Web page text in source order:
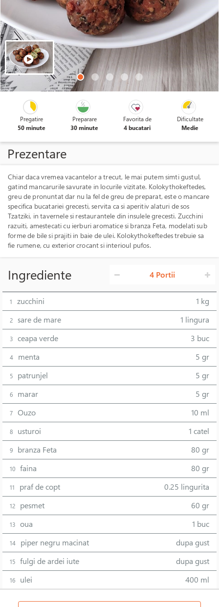
Pregatire
50 minute
Preparare
30 minute
Favorita de
4 bucatari
Dificultate
Medie
Prezentare
Chiar daca vremea vacantelor a trecut, le mai putem simti gustul,
gatind mancarurile savurate in locurile vizitate. Kolokythokeftedes,
greu de pronuntat dar nu la fel de greu de preparat, este o mancare
specifica bucatariei grecesti, servita ca si aperitiv alaturi de sos
Tzatziki, in tavernele si restaurantele din insulele grecesti. Zucchini
razuiti, amestecati cu ierburi aromatice si branza Feta, modelati sub
forme de bile si prajiti in baie de ulei. Kolokythokeftedes trebuie sa
fie rumene, cu exterior crocant si interioul pufos.
Ingrediente 4 Portii
1 zucchini 1 kg
2 sare de mare 1 lingura
3 ceapa verde 3 buc
4 menta 5 gr
5 patrunjel 5 gr
6 marar 5 gr
7 Ouzo 10 ml
8 usturoi 1 catel
9 branza Feta 80 gr
10 faina 80 gr
11 praf de copt 0.25 lingurita
12 pesmet 60 gr
13 oua 1 buc
14 piper negru macinat dupa gust
15 fulgi de ardei iute dupa gust
16 ulei 400 ml